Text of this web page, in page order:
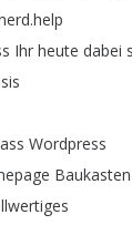
.help
Ihr heute dabei
Wordpress
Baukasten